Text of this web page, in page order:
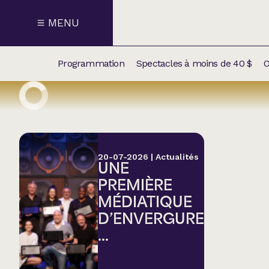
MENU
NOS
Humour
Programmation Spectacles à moins de 40 $
20-07-2026 | Actualités
UNE
PREMIÈRE
MÉDIATIQUE
D’ENVERGURE
...